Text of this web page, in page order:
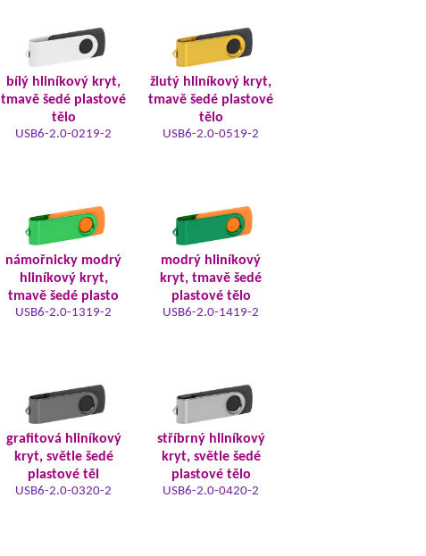
bílý hliníkový kryt,
tmavě šedé plastové
tělo
USB6-2.0-0219-2
žlutý hliníkový kryt,
tmavě šedé plastové
tělo
USB6-2.0-0519-2
námořnicky modrý
hliníkový kryt,
tmavě šedé plasto
USB6-2.0-1319-2
modrý hliníkový
kryt, tmavě šedé
plastové tělo
USB6-2.0-1419-2
grafitová hliníkový
kryt, světle šedé
plastové těl
USB6-2.0-0320-2
stříbrný hliníkový
kryt, světle šedé
plastové tělo
USB6-2.0-0420-2